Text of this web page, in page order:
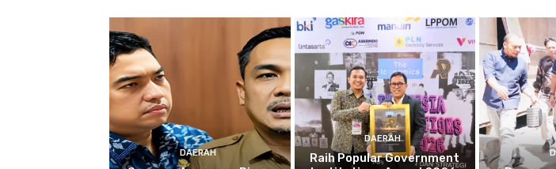
DAERAH
DAERAH
Raih Popular Government